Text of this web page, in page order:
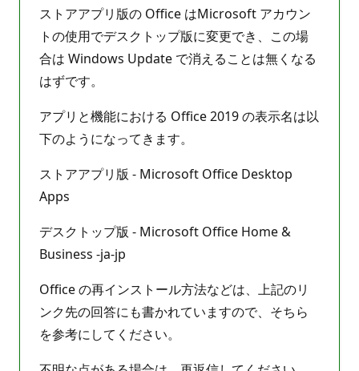
ストアアプリ版の Office はMicrosoft アカウン
トの使用でデスクトップ版に変更でき、この場
合は Windows Update で消えることは無くなる
はずです。
アプリと機能における Office 2019 の表示名は以
下のようになってきます。
ストアアプリ版 - Microsoft Office Desktop
Apps
デスクトップ版 - Microsoft Office Home &
Business -ja-jp
Office の再インストール方法などは、上記のリ
ンク先の回答にも書かれていますので、そちら
を参考にしてください。